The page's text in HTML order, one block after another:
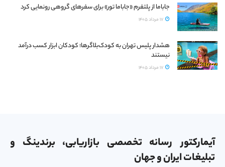
جاباما از پلتفرم «جاباما تور» برای سفرهای گروهی رونمایی کرد
هشدار پلیس تهران به کودک‌بلاگرها؛ کودکان ابزار کسب درآمد
نیستند
آیمارکتور رسانه تخصصی بازاریابی، برندینگ و
تبلیغات ایران و جهان